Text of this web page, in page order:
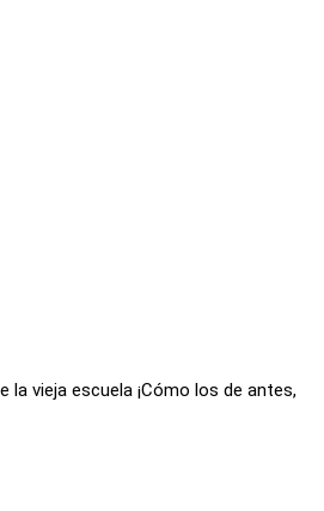
la vieja escuela ¡Cómo los de antes,